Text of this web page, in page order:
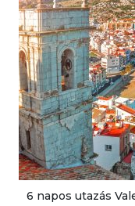
6 napos utazás